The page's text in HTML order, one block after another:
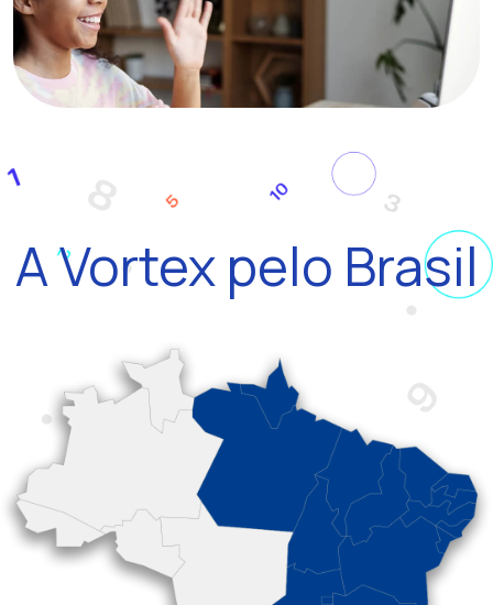
A Vortex pelo Brasil